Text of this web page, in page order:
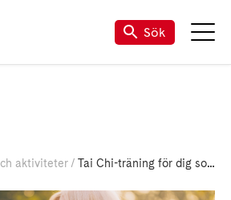
Sök
aktiviteter Tai Chi-träning för dig som har multipel skleros